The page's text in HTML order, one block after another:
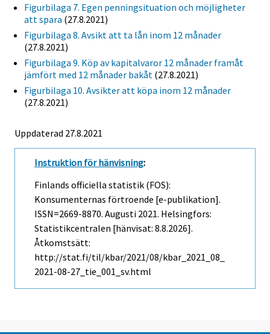
Figurbilaga 7. Egen penningsituation och möjligheter
att spara (27.8.2021)
Figurbilaga 8. Avsikt att ta lån inom 12 månader
(27.8.2021)
Figurbilaga 9. Köp av kapitalvaror 12 månader framåt
jämfört med 12 månader bakåt (27.8.2021)
Figurbilaga 10. Avsikter att köpa inom 12 månader
(27.8.2021)
Uppdaterad 27.8.2021
Instruktion för hänvisning:
Finlands officiella statistik (FOS):
Konsumenternas förtroende [e-publikation].
ISSN=2669-8870. Augusti 2021. Helsingfors:
Statistikcentralen [hänvisat: 8.8.2026].
Åtkomstsätt:
http://stat.fi/til/kbar/2021/08/kbar_2021_08_
2021-08-27_tie_001_sv.html